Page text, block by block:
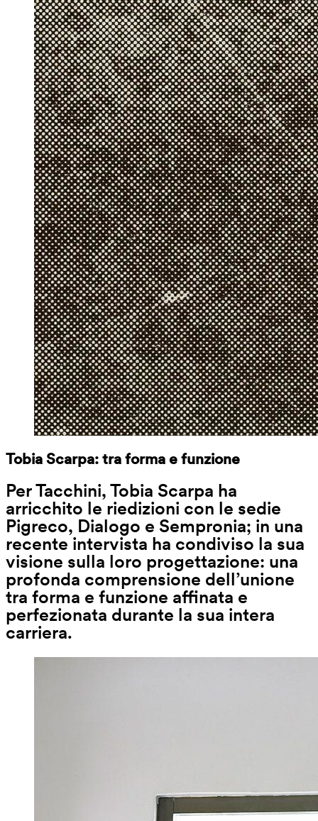
Tobia Scarpa: tra forma e funzione
Per Tacchini, Tobia Scarpa ha
arricchito le riedizioni con le sedie
Pigreco, Dialogo e Sempronia; in una
recente intervista ha condiviso la sua
visione sulla loro progettazione: una
profonda comprensione dell’unione
tra forma e funzione affinata e
perfezionata durante la sua intera
carriera.